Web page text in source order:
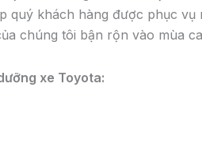
quý khách hàng được phục
chúng tôi bận rộn vào mùa
xe Toyota: